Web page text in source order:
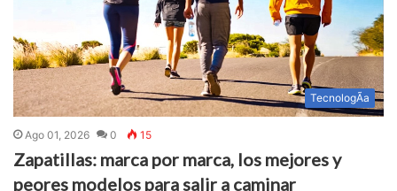
TecnologÃ­a
Ago 01, 2026 0 15
Zapatillas: marca por marca, los mejores y
peores modelos para salir a caminar